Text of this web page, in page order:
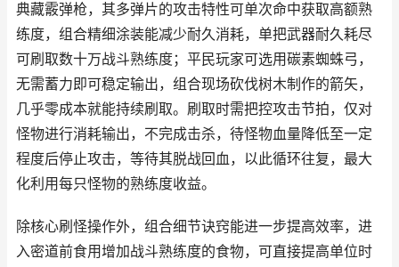
典藏霰弹枪，其多弹片的攻击特性可单次命中获取高额熟
练度，组合精细涂装能减少耐久消耗，单把武器耐久耗尽
可刷取数十万战斗熟练度；平民玩家可选用碳素蜘蛛弓，
无需蓄力即可稳定输出，组合现场砍伐树木制作的箭矢，
几乎零成本就能持续刷取。刷取时需把控攻击节拍，仅对
怪物进行消耗输出，不完成击杀，待怪物血量降低至一定
程度后停止攻击，等待其脱战回血，以此循环往复，最大
化利用每只怪物的熟练度收益。
除核心刷怪操作外，组合细节诀窍能进一步提高效率，进
入密道前食用增加战斗熟练度的食物，可直接提高单位时